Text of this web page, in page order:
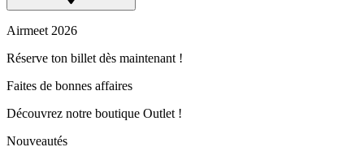
Airmeet 2026
Réserve ton billet dès maintenant !
Faites de bonnes affaires
Découvrez notre boutique Outlet !
Nouveautés